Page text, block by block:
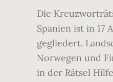
Die
Spanien ist in 17
gegliedert.
Norwegen und
in der Rätsel